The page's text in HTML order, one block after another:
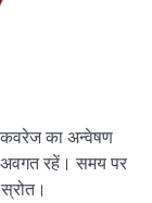
कवरेज का अन्वेषण
रहें। समय पर